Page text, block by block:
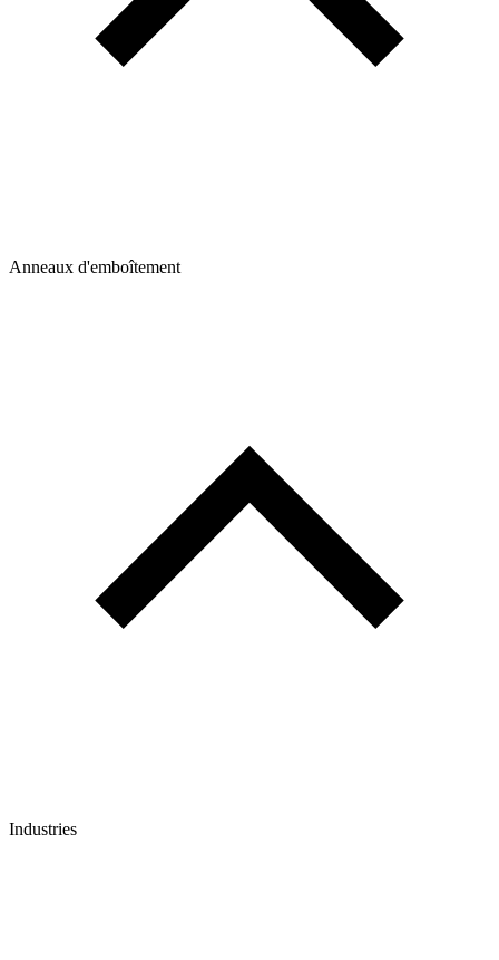
Anneaux d'emboîtement
Industries